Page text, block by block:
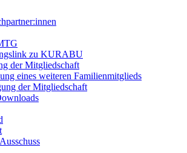
zu KURABU
der Mitgliedschaft
eines weiteren Familienmitglieds
der Mitgliedschaft